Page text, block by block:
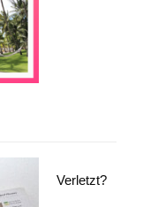
Verletzt?